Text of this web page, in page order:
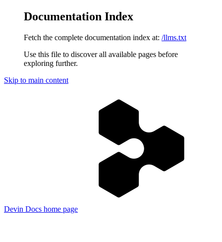
Documentation Index
Fetch the complete documentation index at: /llms.txt
Use this file to discover all available pages before
exploring further.
Skip to main content
Devin Docs home page